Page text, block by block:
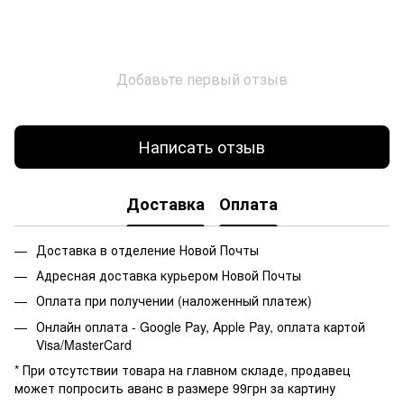
Добавьте первый отзыв
Написать отзыв
Доставка Оплата
Доставка в отделение Новой Почты
Адресная доставка курьером Новой Почты
Оплата при получении (наложенный платеж)
Онлайн оплата - Google Pay, Apple Pay, оплата картой
Visa/MasterCard
* При отсутствии товара на главном складе, продавец
может попросить аванс в размере 99грн за картину